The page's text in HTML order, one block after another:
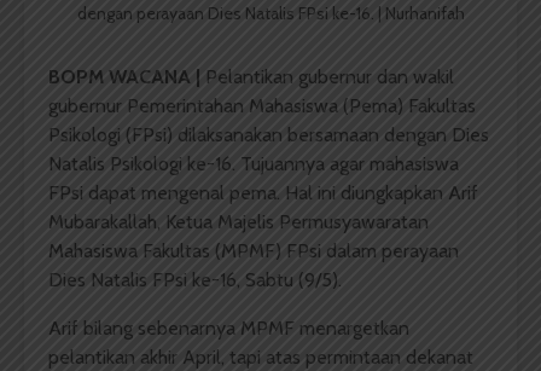
dengan perayaan Dies Natalis FPsi ke-16. | Nurhanifah
BOPM WACANA |
Pelantikan gubernur dan wakil
gubernur Pemerintahan Mahasiswa (Pema) Fakultas
Psikologi (FPsi) dilaksanakan bersamaan dengan Dies
Natalis Psikologi ke-16. Tujuannya agar mahasiswa
FPsi dapat mengenal pema. Hal ini diungkapkan Arif
Mubarakallah, Ketua Majelis Permusyawaratan
Mahasiswa Fakultas (MPMF) FPsi dalam perayaan
Dies Natalis FPsi ke-16, Sabtu (9/5).
Arif bilang sebenarnya MPMF menargetkan
pelantikan akhir April, tapi atas permintaan dekanat